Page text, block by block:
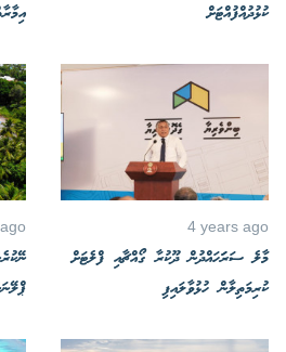
ކުޅުދުއްފުއްޓަށް
4 years ago
މާލެ ސަރަަހައްދުން ދޫކުރާ ގޯއްޗާއި ފްލެޓަށް
ކުރިމަތިލާން ހުޅުވާލައިފި